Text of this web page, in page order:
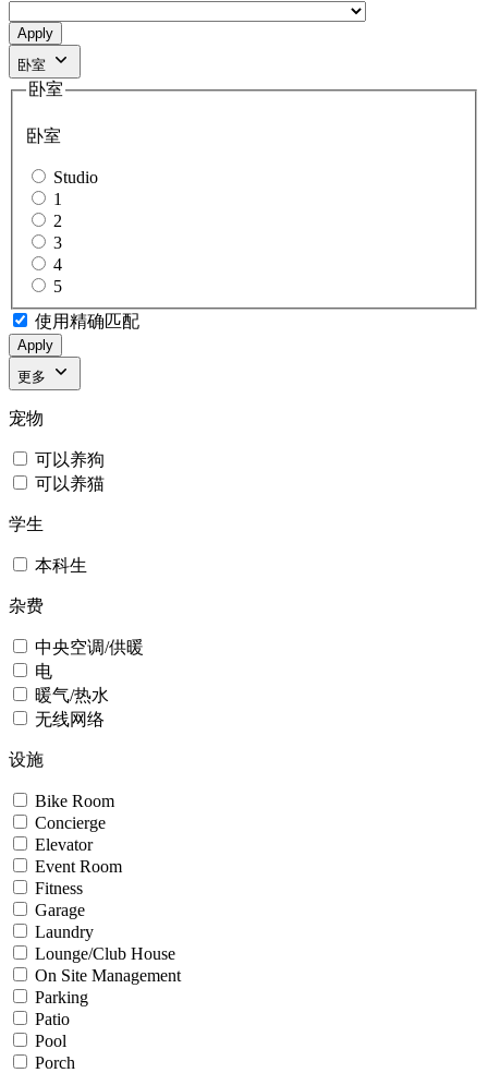
Apply
卧室
卧室
卧室
Studio
1
2
3
4
5
使用精确匹配
Apply
更多
宠物
可以养狗
可以养猫
学生
本科生
杂费
中央空调/供暖
电
暖气/热水
无线网络
设施
Bike Room
Concierge
Elevator
Event Room
Fitness
Garage
Laundry
Lounge/Club House
On Site Management
Parking
Patio
Pool
Porch